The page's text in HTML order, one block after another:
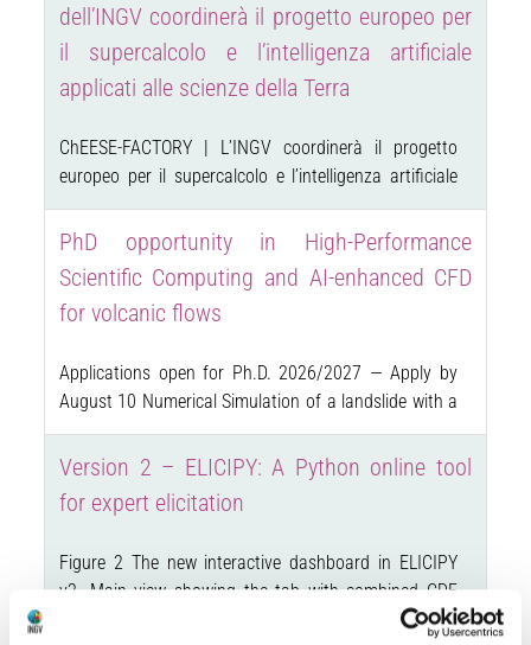
dell’INGV coordinerà il progetto europeo per
il supercalcolo e l’intelligenza artificiale
applicati alle scienze della Terra
ChEESE-FACTORY | L’INGV coordinerà il progetto
europeo per il supercalcolo e l’intelligenza artificiale
ricerca, supercalcolo e industria per rafforzare il ruolo
dell’Europa nello sviluppo di modelli digitali per le
scienze della Terra solida. Il progetto integrerà
calcolo ad alte prestazioni, intelligenza…
PhD opportunity in High-Performance
Scientific Computing and AI-enhanced CFD
for volcanic flows
Applications open for Ph.D. 2026/2027 — Apply by
August 10 Numerical Simulation of a landslide with a
depth-averaged code. Numerical Simulation of a
phreatic explosion with a multiphase 3D code. The
Istituto Nazionale di Geofisica e Vulcanologia (INGV)
is funding a PhD scholarship to be carried out within
Version 2 – ELICIPY: A Python online tool
for expert elicitation
Figure 2 The new interactive dashboard in ELICIPY
v2. Main view showing the tab with combined CDF
and histogram for a selected target question, with